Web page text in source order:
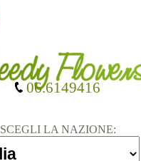
SCEGLI LA NAZIONE:
06.6149416